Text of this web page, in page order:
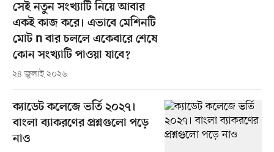
সেই নতুন সংখ্যাটি নিয়ে আবার
একই কাজ করে। এভাবে মেশিনটি
মোট n বার চললে একেবারে শেষে
কোন সংখ্যাটি পাওয়া যাবে?
২৪ জুলাই ২০২৬
ক্যাডেট কলেজে ভর্তি ২০২৭।
বাংলা ব্যাকরণের প্রশ্নগুলো পড়ে
নাও